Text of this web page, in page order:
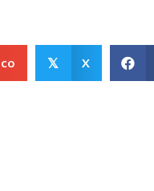
𝕏 X